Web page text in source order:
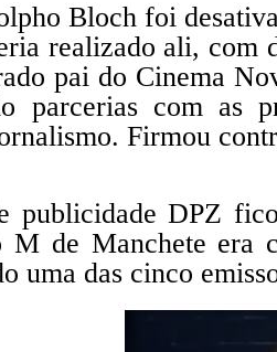
Bloch foi
realizado ali, com
pai do Cinema
parcerias com as
Firmou
publicidade DPZ
M de Manchete era
uma das cinco